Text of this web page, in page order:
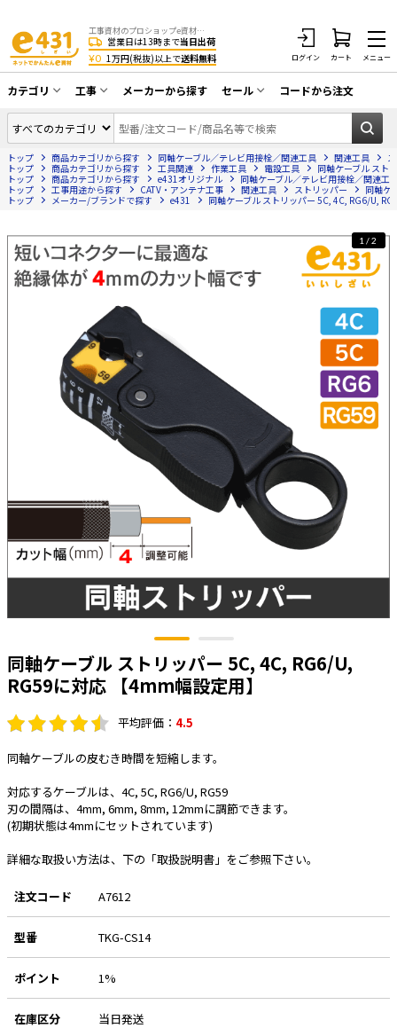
工事資材のプロショップe資材 CATV・アンテナ・防犯・光・LAN・電気・空調工事など
営業日は13時まで当日出荷
¥0 1万円(税抜)以上で送料無料 ログイン カート メニュー
カテゴリ
同軸ケーブル／テレビ用接栓／関連工具
アンテナ・取付金具・ブースター／CATV
部材類
配線補助具（モール・結束バンド・テー
プ類 他）
HDMIケーブル・周辺機器／RCAケーブル
光ファイバー・融着接続機関連
LANケーブル・コネクタ・関連資材/機器
ネットワーク機器
エアコン・換気扇・空調資材
太陽光発電ケーブル・コネクタ・関連資
電源ケーブル／コネクタ／分電盤／ブレ
ーカ
照明・照明器具
電源タップ・延長コード
スイッチ・コンセント（配線器具）
ボックス・ビニル電線管付属品・引き込
みカバー
工具関連
EV充電設備工事関連
感染症関連
その他
e431オリジナル
暑さ対策
販売終了品
工事
CATV・アンテナ工事
光工事・FTTH工事
エアコン・換気扇工事
LAN配線工事
電気配管工事
EV充電設備工事
照明設置工事
太陽光発電工事
ホテル・病院向け
メーカーから探す セール
在庫一掃セール
コードから注文
トップ 商品カテゴリから探す 同軸ケーブル／テレビ用接栓／関連工具 関連工具
トップ
商品カテゴリから探す 工具関連 作業工具 電設工具
同軸ケーブル スト
トップ
商品カテゴリから探す e431オリジナル
同軸ケーブル／テレビ用接栓／関連工
トップ
工事用途から探す CATV・アンテナ工事 関連工具 ストリッパー
同軸ケ
トップ
メーカー/ブランドで探す e431 同軸ケーブル ストリッパー 5C, 4C, RG6/U,
同軸ケーブル ストリッパー 5C, 4C, RG6/U,
RG59に対応 【4mm幅設定用】
平均評価： 4.5
1/2
同軸ケーブルの皮むき時間を短縮します。
対応するケーブルは、4C, 5C, RG6/U, RG59
刃の間隔は、4mm, 6mm, 8mm, 12mmに調節できます。
(初期状態は4mmにセットされています)
詳細な取扱い方法は、下の「取扱説明書」をご参照下さい。
注文コード A7612
型番 TKG-CS14
ポイント 1%
在庫区分 当日発送